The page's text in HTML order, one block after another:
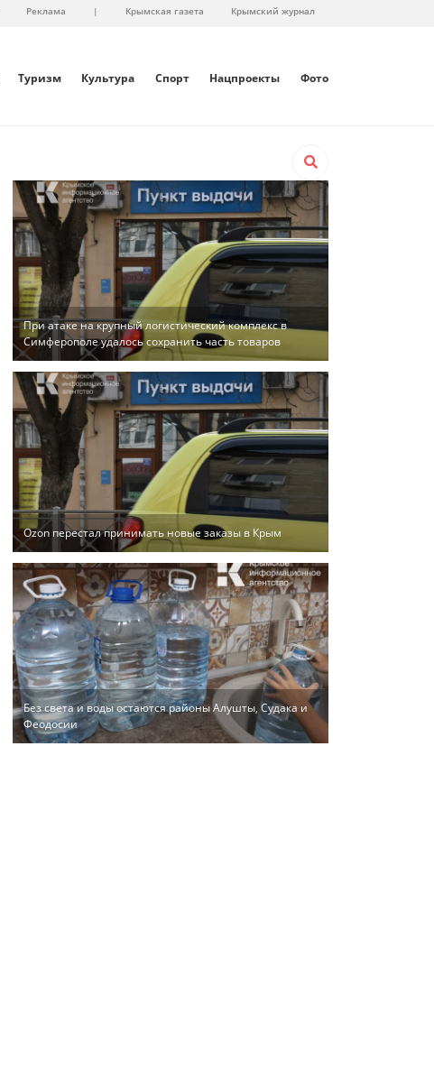
Реклама | Крымская газета Крымский журнал
Туризм Культура Спорт Нацпроекты Фото
При атаке на крупный логистический комплекс в
Симферополе удалось сохранить часть товаров
Ozon перестал принимать новые заказы в Крым
Без света и воды остаются районы Алушты, Судака и
Феодосии